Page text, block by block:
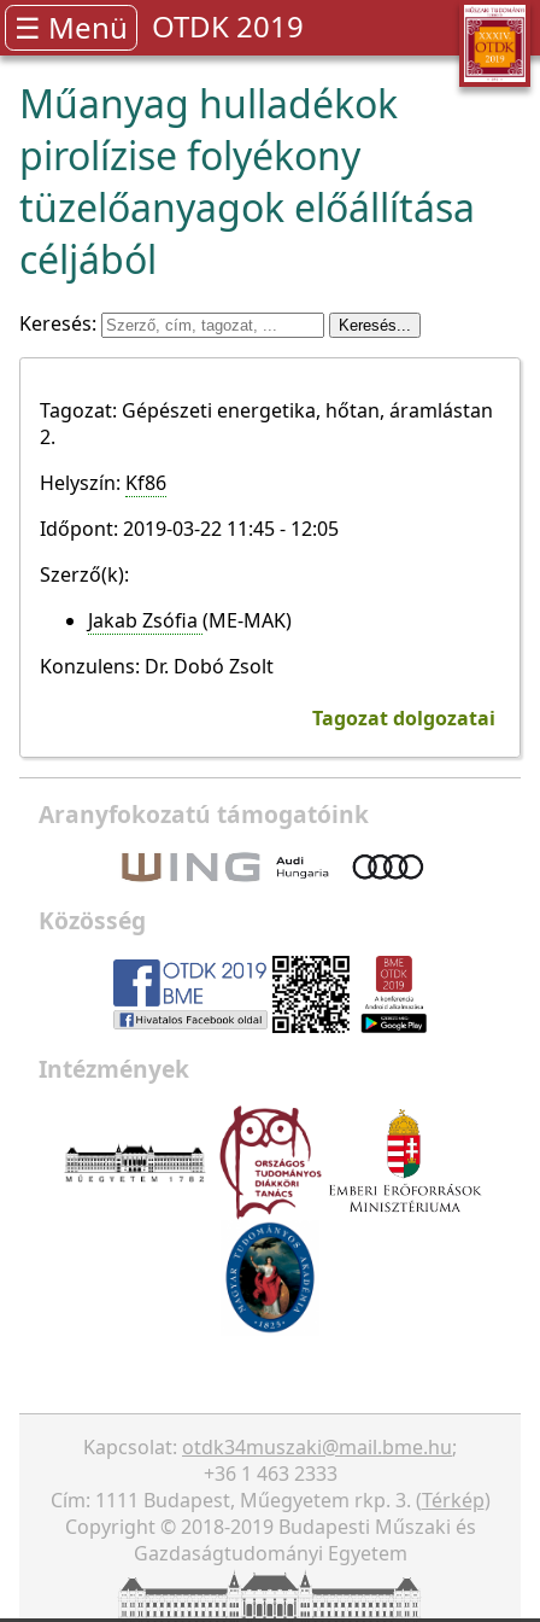
☰ Menü OTDK 2019
Műanyag hulladékok
pirolízise folyékony
tüzelőanyagok előállítása
céljából
Keresés:
Tagozat: Gépészeti energetika, hőtan, áramlástan
2.
Helyszín: Kf86
Időpont: 2019-03-22 11:45 - 12:05
Szerző(k):
Jakab Zsófia (ME-MAK)
Konzulens: Dr. Dobó Zsolt
Tagozat dolgozatai
Aranyfokozatú támogatóink
Közösség
Intézmények
Kapcsolat: otdk34muszaki@mail.bme.hu;
+36 1 463 2333
Cím: 1111 Budapest, Műegyetem rkp. 3. (Térkép)
Copyright © 2018-2019 Budapesti Műszaki és
Gazdaságtudományi Egyetem